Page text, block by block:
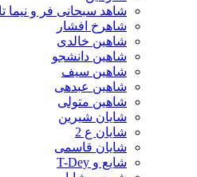
شاهد سبحانی فر و نیما
شاهرخ افشار
شاهین خالدی
شاهین دانشجو
شاهین سیف
شاهین عبدهی
شاهین متولی
شایان شیرین
شایان ع 2
شایان قاسمی
شایع و T-Dey